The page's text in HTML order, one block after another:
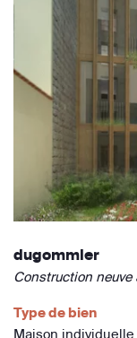
dugommier
Construction neuve
Type de bien
Maison individuelle